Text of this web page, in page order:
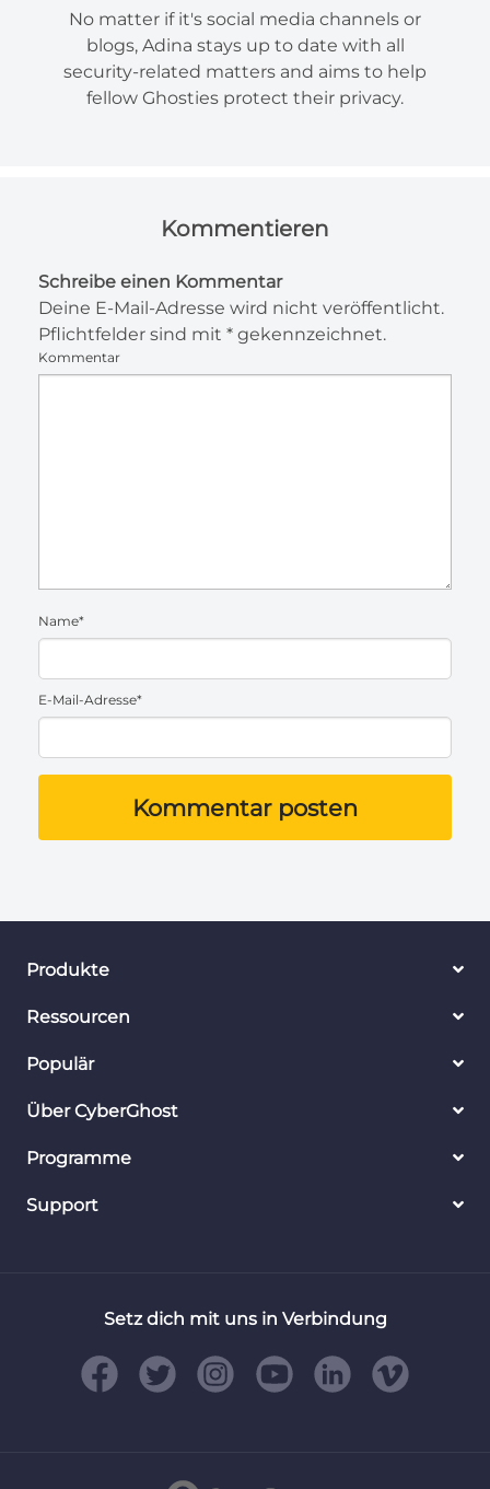
No matter if it's social media channels or
blogs, Adina stays up to date with all
security-related matters and aims to help
fellow Ghosties protect their privacy.
Kommentieren
Schreibe einen Kommentar
Deine E-Mail-Adresse wird nicht veröffentlicht.
Pflichtfelder sind mit * gekennzeichnet.
Kommentar
Name*
E-Mail-Adresse*
Kommentar posten
Produkte
Ressourcen
Populär
Über CyberGhost
Programme
Support
Setz dich mit uns in Verbindung